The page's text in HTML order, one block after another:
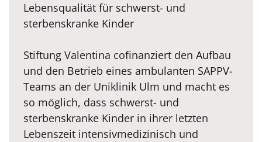
Lebensqualität für schwerst- und
sterbenskranke Kinder
Stiftung Valentina cofinanziert den Aufbau
und den Betrieb eines ambulanten SAPPV-
Teams an der Uniklinik Ulm und macht es
so möglich, dass schwerst- und
sterbenskranke Kinder in ihrer letzten
Lebenszeit intensivmedizinisch und